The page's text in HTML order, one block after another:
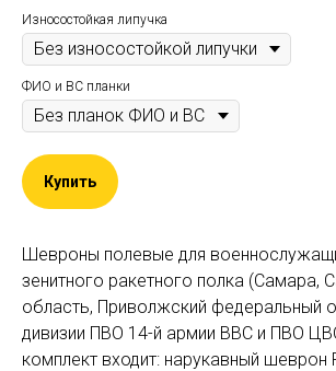
Износостойкая липучка
ФИО и ВС планки
Купить
Шевроны полевые для
зенитного ракетного полка (Самара,
область, Приволжский федеральный
дивизии ПВО 14-й армии ВВС и ПВО
комплект входит: нарукавный шеврон